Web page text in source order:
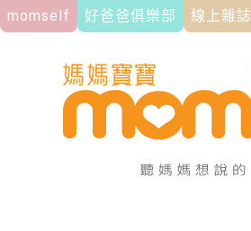
momself 好爸爸俱樂部 線上雜誌